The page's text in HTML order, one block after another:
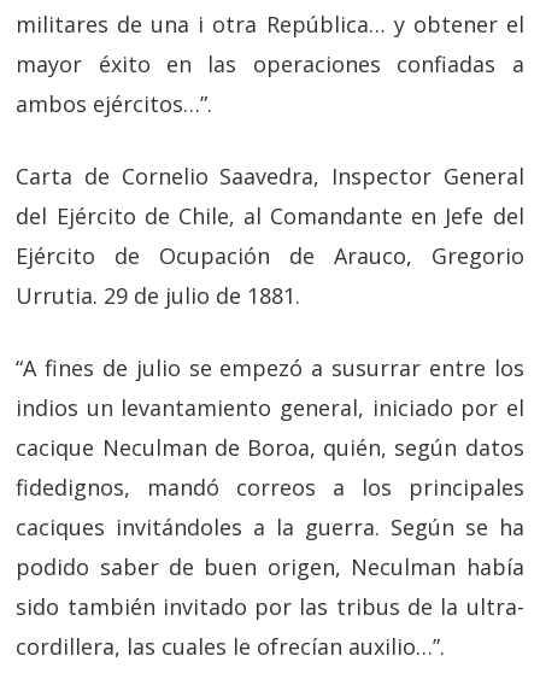
militares de una i otra República… y obtener el
mayor éxito en las operaciones confiadas a
ambos ejércitos…”.
Carta de Cornelio Saavedra, Inspector General
del Ejército de Chile, al Comandante en Jefe del
Ejército de Ocupación de Arauco, Gregorio
Urrutia. 29 de julio de 1881.
“A fines de julio se empezó a susurrar entre los
indios un levantamiento general, iniciado por el
cacique Neculman de Boroa, quién, según datos
fidedignos, mandó correos a los principales
caciques invitándoles a la guerra. Según se ha
podido saber de buen origen, Neculman había
sido también invitado por las tribus de la ultra-
cordillera, las cuales le ofrecían auxilio…”.